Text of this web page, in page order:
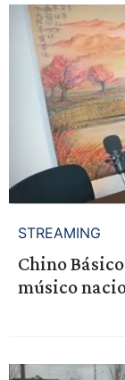
STREAMING
Chino
músico